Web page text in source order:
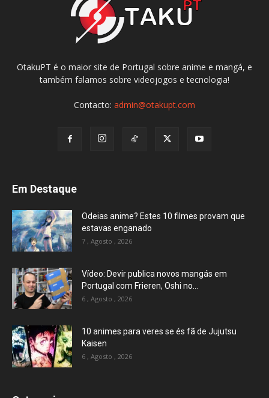
OtakuPT é o maior site de Portugal sobre anime e mangá, e
também falamos sobre videojogos e tecnologia!
Contacto: admin@otakupt.com
Em Destaque
Odeias anime? Estes 10 filmes provam que
estavas enganado
7 , Agosto , 2026
Vídeo: Devir publica novos mangás em
Portugal com Frieren, Oshi no...
6 , Agosto , 2026
10 animes para veres se és fã de Jujutsu
Kaisen
6 , Agosto , 2026